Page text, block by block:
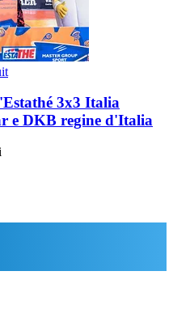
3x3 Italia
e DKB regine d'Italia